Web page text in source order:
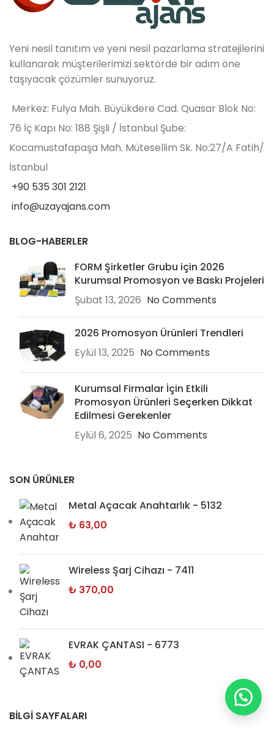
Yeni nesil tanıtım ve yeni nesil pazarlama stratejilerini
kullanarak müşterilerimizi sektörde bir adım öne
taşıyacak çözümler sunuyoruz.
Merkez: Fulya Mah. Büyükdere Cad. Quasar Blok No:
76 İç Kapı No: 188 Şişli / İstanbul Şube:
Kocamustafapaşa Mah. Mütesellim Sk. No:27/A Fatih/
İstanbul
+90 535 301 2121
info@uzayajans.com
BLOG-HABERLER
FORM Şirketler Grubu için 2026
Kurumsal Promosyon ve Baskı Projeleri
Şubat 13, 2026 No Comments
2026 Promosyon Ürünleri Trendleri
Eylül 13, 2025 No Comments
Kurumsal Firmalar İçin Etkili
Promosyon Ürünleri Seçerken Dikkat
Edilmesi Gerekenler
Eylül 6, 2025 No Comments
SON ÜRÜNLER
Metal Açacak Anahtarlık - 5132
₺ 63,00
Wireless Şarj Cihazı - 7411
₺ 370,00
EVRAK ÇANTASI - 6773
₺ 0,00
BİLGİ SAYFALARI